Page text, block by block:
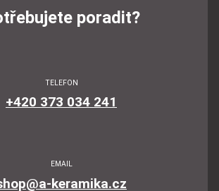
poradit?
TELEFON
+420 373 034 241
EMAIL
keramika.cz